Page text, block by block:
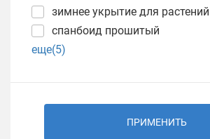
зимнее укрытие для растений
спанбоид прошитый
еще(5)
ПРИМЕНИТЬ